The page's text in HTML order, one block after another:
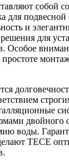
собой
для подвесной
и
для
Особое
двойного
воды.
TECE